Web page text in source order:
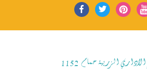
الزريبة حمام 1152